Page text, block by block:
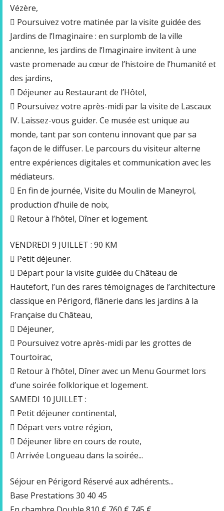
Vézère,
 Poursuivez votre matinée par la visite guidée des
Jardins de l’Imaginaire : en surplomb de la ville
ancienne, les jardins de l’Imaginaire invitent à une
vaste promenade au cœur de l’histoire de l’humanité et
des jardins,
 Déjeuner au Restaurant de l’Hôtel,
 Poursuivez votre après-midi par la visite de Lascaux
IV. Laissez-vous guider. Ce musée est unique au
monde, tant par son contenu innovant que par sa
façon de le diffuser. Le parcours du visiteur alterne
entre expériences digitales et communication avec les
médiateurs.
 En fin de journée, Visite du Moulin de Maneyrol,
production d’huile de noix,
 Retour à l’hôtel, Dîner et logement.
VENDREDI 9 JUILLET : 90 KM
 Petit déjeuner.
 Départ pour la visite guidée du Château de
Hautefort, l’un des rares témoignages de l’architecture
classique en Périgord, flânerie dans les jardins à la
Française du Château,
 Déjeuner,
 Poursuivez votre après-midi par les grottes de
Tourtoirac,
 Retour à l’hôtel, Dîner avec un Menu Gourmet lors
d’une soirée folklorique et logement.
SAMEDI 10 JUILLET :
 Petit déjeuner continental,
 Départ vers votre région,
 Déjeuner libre en cours de route,
 Arrivée Longueau dans la soirée...
Séjour en Périgord Réservé aux adhérents...
Base Prestations 30 40 45